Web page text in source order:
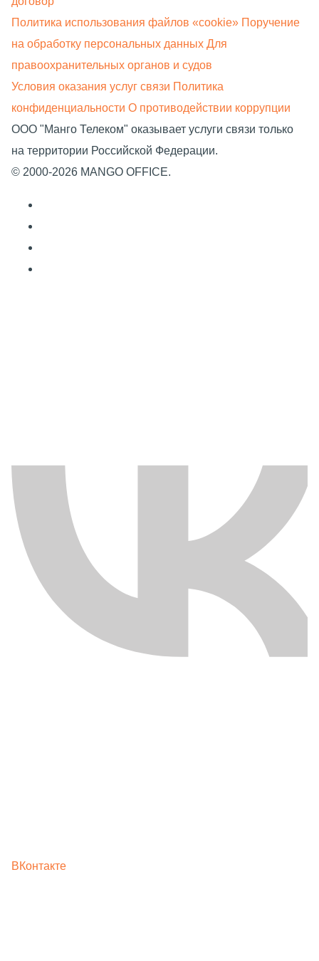
на обработку персональных данных
договор
Политика использования файлов «cookie»
на обработку персональных данных Для
правоохранительных органов и судов
Условия оказания услуг связи Политика
конфиденциальности
О противодействии коррупции
ООО "Манго Телеком" оказывает услуги связи только
на территории Российской Федерации.